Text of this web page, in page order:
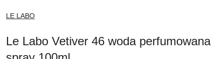
NAZWA
PRODUCENTA:
LE LABO
Le Labo Vetiver 46 woda perfumowana